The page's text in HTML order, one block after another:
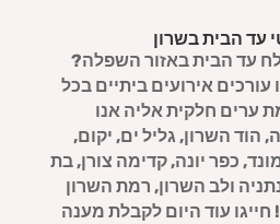
עד הבית בשרון
עד הבית באזור השפלה?
אירועים ביתיים בכל
ערים חלקית אליה אנו
הוד השרון, גליל ים, יקום,
כפר יונה, קדימה צורן, בת
ולב השרון, רמת השרון
חייגו עוד היום לקבלת מענה